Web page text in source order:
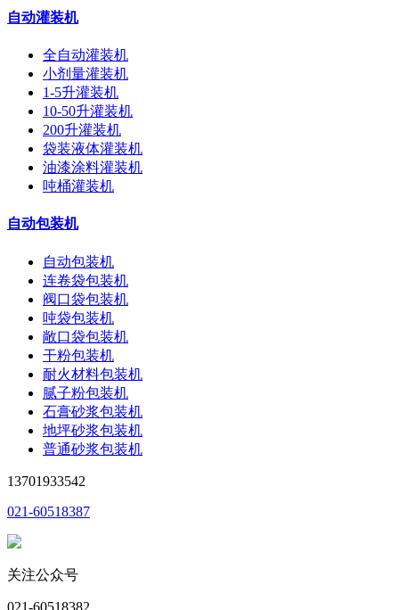
自动灌装机
全自动灌装机
小剂量灌装机
1-5升灌装机
10-50升灌装机
200升灌装机
袋装液体灌装机
油漆涂料灌装机
吨桶灌装机
自动包装机
自动包装机
连卷袋包装机
阀口袋包装机
吨袋包装机
敞口袋包装机
干粉包装机
耐火材料包装机
腻子粉包装机
石膏砂浆包装机
地坪砂浆包装机
普通砂浆包装机
13701933542
021-60518387
关注公众号
021-60518382